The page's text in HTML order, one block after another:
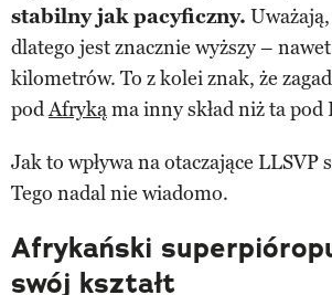
stabilny jak pacyficzny.
dlatego jest znacznie wyższy –
kilometrów. To z kolei znak, że
podAfrykąma inny skład niż ta pod
Jak to wpływa na otaczające LLSVP
Tego nadal nie wiadomo.
Afrykański
swój kształt